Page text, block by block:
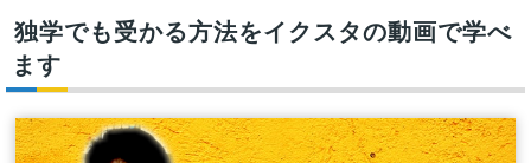
独学でも受かる方法をイクスタの動画で学べ
ます